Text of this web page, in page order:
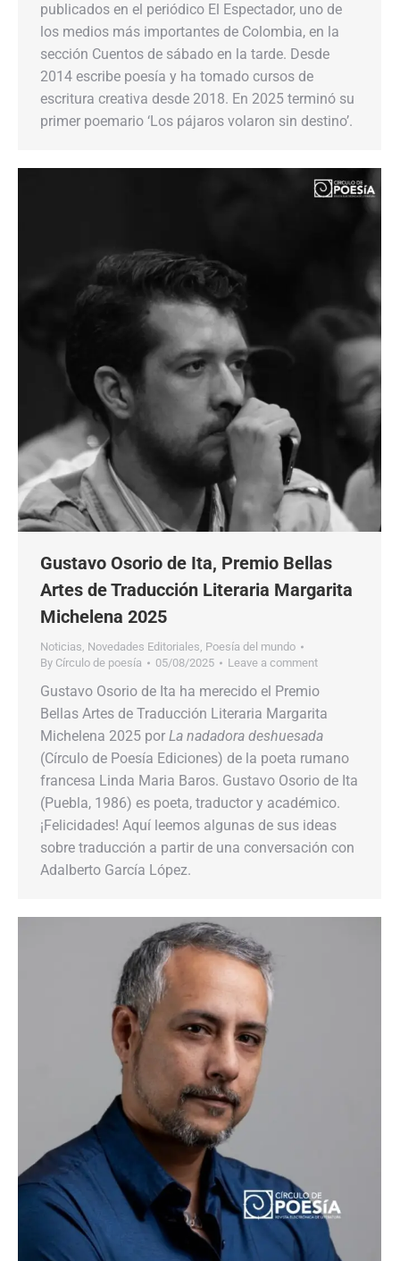
publicados en el periódico El Espectador, uno de
los medios más importantes de Colombia, en la
sección Cuentos de sábado en la tarde. Desde
2014 escribe poesía y ha tomado cursos de
escritura creativa desde 2018. En 2025 terminó su
primer poemario ‘Los pájaros volaron sin destino’.
Gustavo Osorio de Ita, Premio Bellas
Artes de Traducción Literaria Margarita
Michelena 2025
Noticias, Novedades Editoriales, Poesía del mundo
By Círculo de poesía 05/08/2025 Leave a comment
Gustavo Osorio de Ita ha merecido el Premio
Bellas Artes de Traducción Literaria Margarita
Michelena 2025 por La nadadora deshuesada
(Círculo de Poesía Ediciones) de la poeta rumano
francesa Linda Maria Baros. Gustavo Osorio de Ita
(Puebla, 1986) es poeta, traductor y académico.
¡Felicidades! Aquí leemos algunas de sus ideas
sobre traducción a partir de una conversación con
Adalberto García López.